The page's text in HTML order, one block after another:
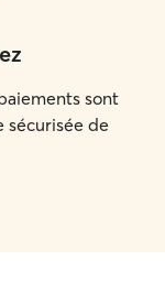
sont
sécurisée de